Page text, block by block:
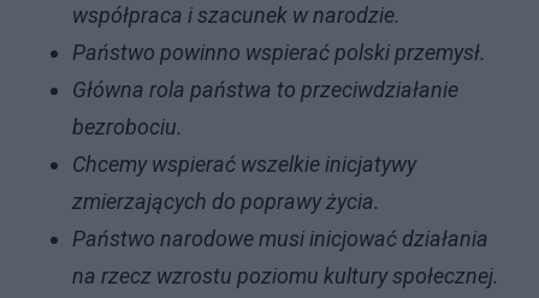
współpraca i szacunek w narodzie.
Państwo powinno wspierać polski przemysł.
Główna rola państwa to przeciwdziałanie
bezrobociu.
Chcemy wspierać wszelkie inicjatywy
zmierzających do poprawy życia.
Państwo narodowe musi inicjować działania
na rzecz wzrostu poziomu kultury społecznej.